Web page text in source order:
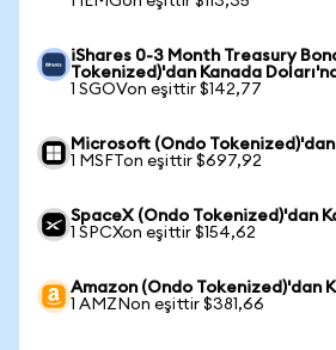
iShares 0-3 Month Treasury
Tokenized)'dan Kanada
1 SGOVon eşittir $142,77
Microsoft (Ondo Tokenized)'dan
1 MSFTon eşittir $697,92
SpaceX (Ondo Tokenized)'dan
1 SPCXon eşittir $154,62
Amazon (Ondo Tokenized)'dan
1 AMZNon eşittir $381,66